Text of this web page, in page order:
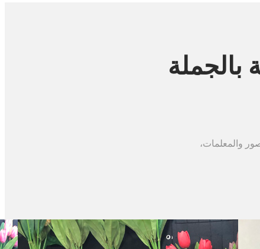
بالجملة
والمعلمات،